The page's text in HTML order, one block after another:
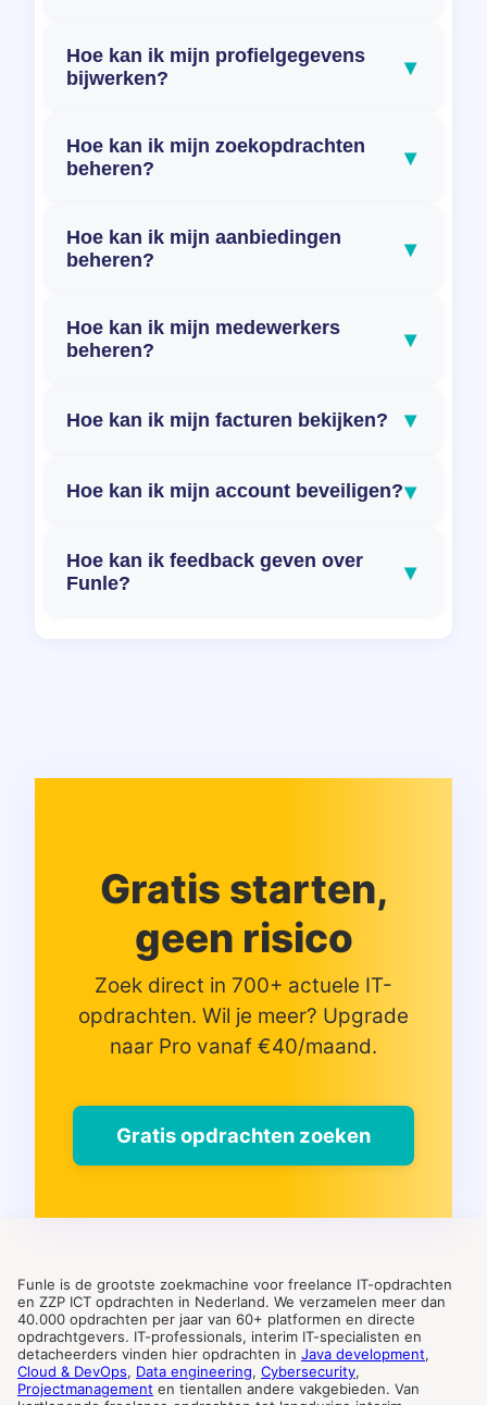
Hoe kan ik mijn profielgegevens
bijwerken?
▾
Hoe kan ik mijn zoekopdrachten
beheren?
▾
Hoe kan ik mijn aanbiedingen
beheren?
▾
Hoe kan ik mijn medewerkers
beheren?
▾
Hoe kan ik mijn facturen bekijken? ▾
Hoe kan ik mijn account beveiligen?▾
Hoe kan ik feedback geven over
Funle?
▾
Gratis starten,
geen risico
Zoek direct in 700+ actuele IT-
opdrachten. Wil je meer? Upgrade
naar Pro vanaf €40/maand.
Gratis opdrachten zoeken
Funle is de grootste zoekmachine voor freelance IT-opdrachten
en ZZP ICT opdrachten in Nederland. We verzamelen meer dan
40.000 opdrachten per jaar van 60+ platformen en directe
opdrachtgevers. IT-professionals, interim IT-specialisten en
detacheerders vinden hier opdrachten in Java development,
Cloud & DevOps, Data engineering, Cybersecurity,
Projectmanagement en tientallen andere vakgebieden. Van